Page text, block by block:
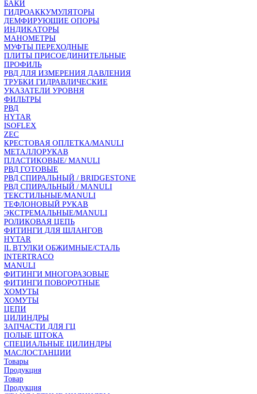
БАКИ
ГИДРОАККУМУЛЯТОРЫ
ДЕМФИРУЮЩИЕ ОПОРЫ
ИНДИКАТОРЫ
МАНОМЕТРЫ
МУФТЫ ПЕРЕХОДНЫЕ
ПЛИТЫ ПРИСОЕДИНИТЕЛЬНЫЕ
ПРОФИЛЬ
РВД ДЛЯ ИЗМЕРЕНИЯ ДАВЛЕНИЯ
ТРУБКИ ГИДРАВЛИЧЕСКИЕ
УКАЗАТЕЛИ УРОВНЯ
ФИЛЬТРЫ
РВД
HYTAR
ISOFLEX
ZEC
КРЕСТОВАЯ ОПЛЕТКА/MANULI
МЕТАЛЛОРУКАВ
ПЛАСТИКОВЫЕ/ MANULI
РВД ГОТОВЫЕ
РВД СПИРАЛЬНЫЙ / BRIDGESTONE
РВД СПИРАЛЬНЫЙ / MANULI
ТЕКСТИЛЬНЫЕ/MANULI
ТЕФЛОНОВЫЙ РУКАВ
ЭКСТРЕМАЛЬНЫЕ/MANULI
РОЛИКОВАЯ ЦЕПЬ
ФИТИНГИ ДЛЯ ШЛАНГОВ
HYTAR
IL ВТУЛКИ ОБЖИМНЫЕ/СТАЛЬ
INTERTRACO
MANULI
ФИТИНГИ МНОГОРАЗОВЫЕ
ФИТИНГИ ПОВОРОТНЫЕ
ХОМУТЫ
ХОМУТЫ
ЦЕПИ
ЦИЛИНДРЫ
ЗАПЧАСТИ ДЛЯ ГЦ
ПОЛЫЕ ШТОКА
СПЕЦИАЛЬНЫЕ ЦИЛИНДРЫ
МАСЛОСТАНЦИИ
Товары
Продукция
Товар
Продукция